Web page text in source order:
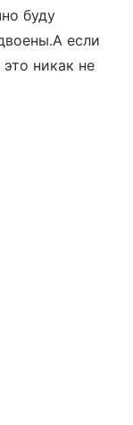
буду
если
никак не